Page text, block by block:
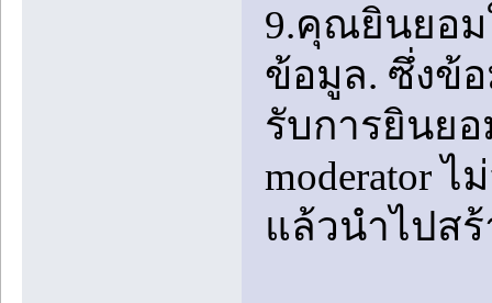
9.คุณยินยอม
ข้อมูล. ซึ่งข้
รับการยินยอ
moderator
แล้วนำไปส